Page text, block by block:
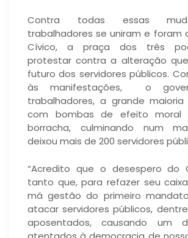
Contra todas essas
trabalhadores se uniram e foram
Cívico, a praça dos três
protestar contra a alteração
futuro dos servidores públicos.
às manifestações, o
trabalhadores, a grande maioria
com bombas de efeito moral
borracha, culminando num
deixou mais de 200 servidores
“Acredito que o desespero do
tanto que, para refazer seu
má gestão do primeiro
atacar servidores públicos,
aposentados, causando um